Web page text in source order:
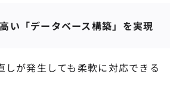
い「データベース構築」を実現
しが発生しても柔軟に対応できる